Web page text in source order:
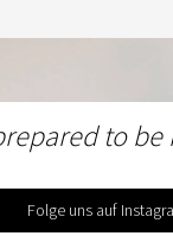
to be
Folge uns auf